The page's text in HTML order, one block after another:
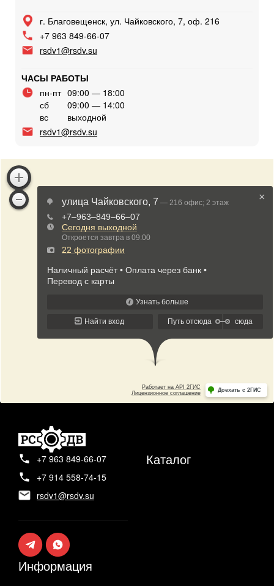
г. Благовещенск, ул. Чайковского, 7, оф. 216
+7 963 849-66-07
rsdv1@rsdv.su
ЧАСЫ РАБОТЫ
пн-пт 09:00 — 18:00
сб
09:00 — 14:00
вс
выходной
rsdv1@rsdv.su
+7 963 849-66-07
+7 914 558-74-15
rsdv1@rsdv.su
Каталог
Информация